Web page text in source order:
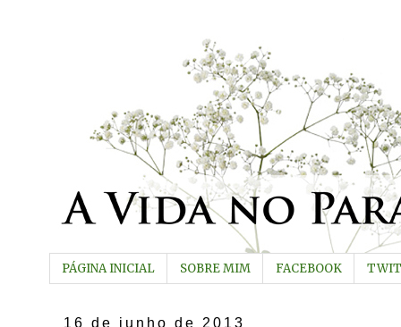
PÁGINA INICIAL SOBRE MIM FACEBOOK
16 de junho de 2013